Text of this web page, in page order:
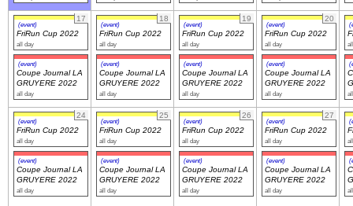
17
(event)
FriRun Cup 2022
all day
(event)
Coupe Journal LA
GRUYERE 2022
all day
18
(event)
FriRun Cup 2022
all day
(event)
Coupe Journal LA
GRUYERE 2022
all day
19
(event)
FriRun Cup 2022
all day
(event)
Coupe Journal LA
GRUYERE 2022
all day
20
(event)
FriRun Cup 2022
all day
(event)
Coupe Journal LA
GRUYERE 2022
all day
24
(event)
FriRun Cup 2022
all day
(event)
Coupe Journal LA
GRUYERE 2022
all day
25
(event)
FriRun Cup 2022
all day
(event)
Coupe Journal LA
GRUYERE 2022
all day
26
(event)
FriRun Cup 2022
all day
(event)
Coupe Journal LA
GRUYERE 2022
all day
27
(event)
FriRun Cup 2022
all day
(event)
Coupe Journal LA
GRUYERE 2022
all day